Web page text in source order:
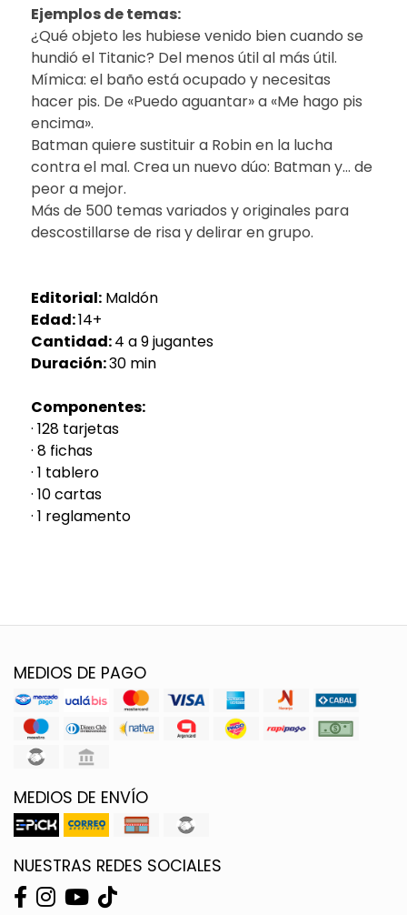
Ejemplos de temas:
¿Qué objeto les hubiese venido bien cuando se
hundió el Titanic? Del menos útil al más útil.
Mímica: el baño está ocupado y necesitas
hacer pis. De «Puedo aguantar» a «Me hago pis
encima».
Batman quiere sustituir a Robin en la lucha
contra el mal. Crea un nuevo dúo: Batman y… de
peor a mejor.
Más de 500 temas variados y originales para
descostillarse de risa y delirar en grupo.
Editorial: Maldón
Edad:14+
Cantidad:4 a 9 jugantes
Duración:30 min
Componentes:
· 128 tarjetas
· 8 fichas
· 1 tablero
· 10 cartas
· 1 reglamento
MEDIOS DE PAGO
MEDIOS DE ENVÍO
NUESTRAS REDES SOCIALES